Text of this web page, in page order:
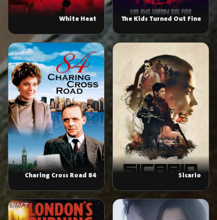
The Kids Turned Out Fine
White Heat
Sicario
84 Charing Cross Road